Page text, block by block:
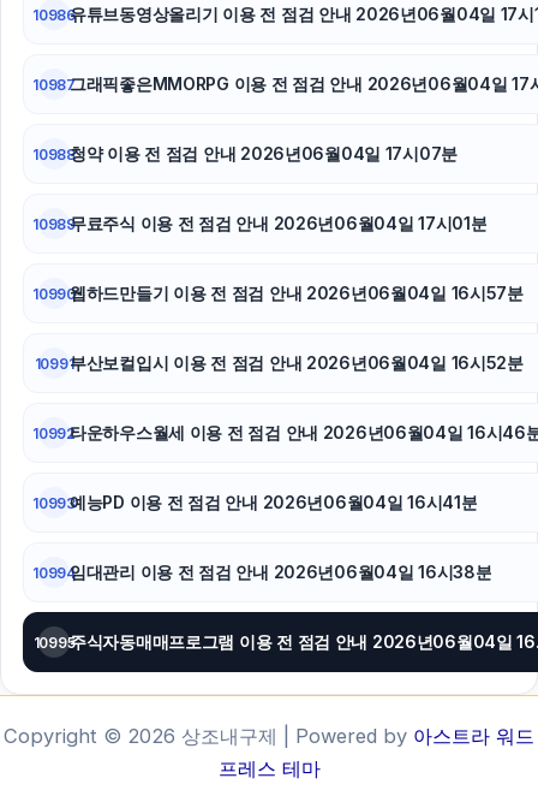
서울암요양병원
10986유튜브동영상올리기 이용 전 점검 안내 2026년06월04일 17시
10987그래픽좋은MMORPG 이용 전 점검 안내 2026년06월04일 17
10988청약 이용 전 점검 안내 2026년06월04일 17시07분
10989무료주식 이용 전 점검 안내 2026년06월04일 17시01분
10990웹하드만들기 이용 전 점검 안내 2026년06월04일 16시57분
10991부산보컬입시 이용 전 점검 안내 2026년06월04일 16시52분
10992타운하우스월세 이용 전 점검 안내 2026년06월04일 16시46
10993예능PD 이용 전 점검 안내 2026년06월04일 16시41분
10994임대관리 이용 전 점검 안내 2026년06월04일 16시38분
10995 주식
Copyright © 2026 상조내구제 | Powered by 아스트라 워드
프레스 테마